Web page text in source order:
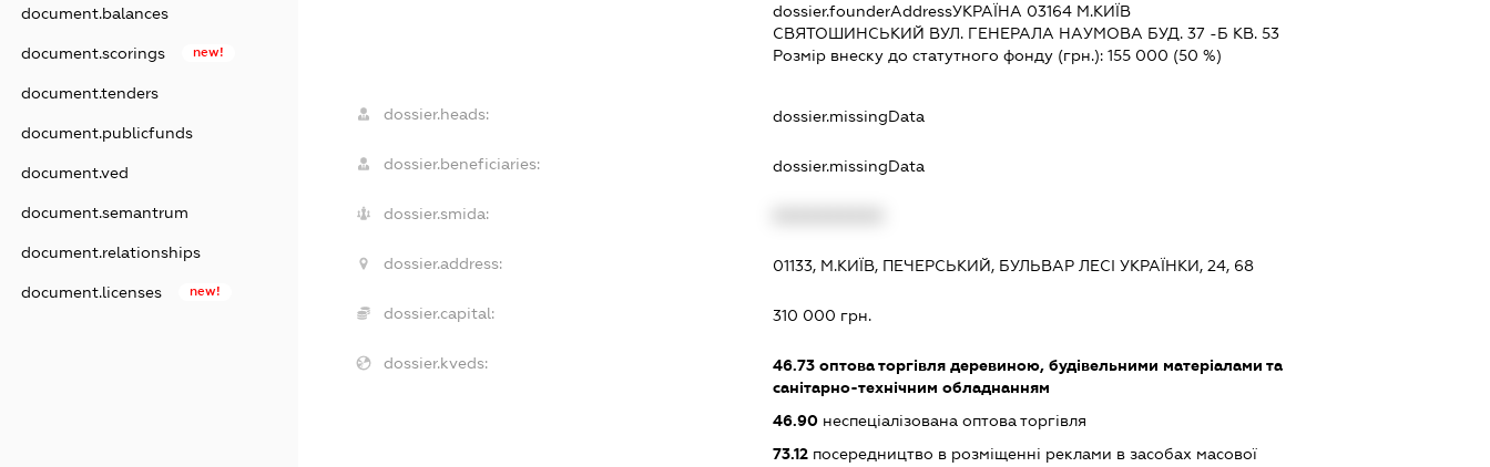
document.balances
document.scorings new!
document.tenders
document.publicfunds
document.ved
document.semantrum
document.relationships
document.licenses new!
dossier.founderAddressУКРАЇНА 03164 М.КИЇВ
СВЯТОШИНСЬКИЙ ВУЛ. ГЕНЕРАЛА НАУМОВА БУД. 37 -Б КВ. 53
Розмір внеску до статутного фонду (грн.):155 000 (50 %)
dossier.heads: dossier.missingData
dossier.beneficiaries: dossier.missingData
dossier.smida:
dossier.address: 01133, М.КИЇВ, ПЕЧЕРСЬКИЙ, БУЛЬВАР ЛЕСІ УКРАЇНКИ, 24, 68
dossier.capital: 310 000 грн.
dossier.kveds: 46.73 оптова торгівля деревиною, будівельними матеріалами та
санітарно-технічним обладнанням
46.90 неспеціалізована оптова торгівля
73.12 посередництво в розміщенні реклами в засобах масової